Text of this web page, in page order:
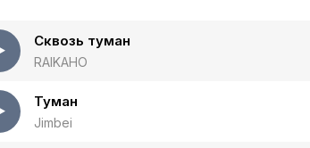
Cквозь туман
RAIKAHO
Туман
Jimbei